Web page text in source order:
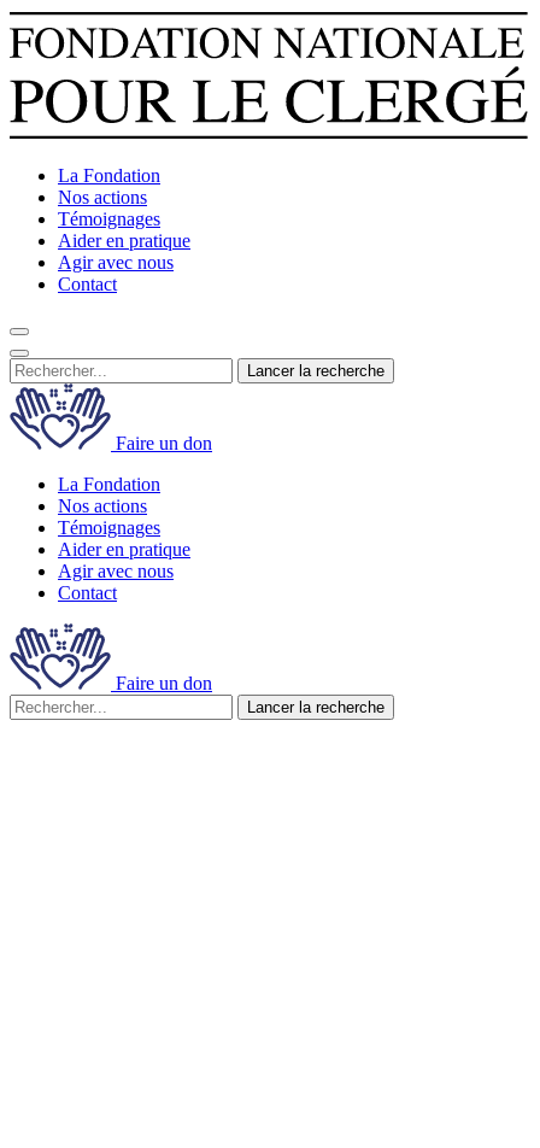
La Fondation
Nos actions
Témoignages
Aider en pratique
Agir avec nous
Contact
Lancer la recherche
Faire un don
La Fondation
Nos actions
Témoignages
Aider en pratique
Agir avec nous
Contact
Faire un don
Lancer la recherche